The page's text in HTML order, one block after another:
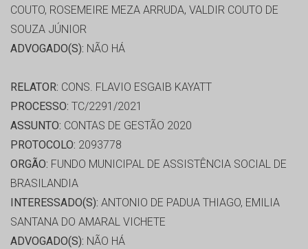
COUTO, ROSEMEIRE MEZA ARRUDA, VALDIR COUTO DE
SOUZA JÚNIOR
ADVOGADO(S): NÃO HÁ
RELATOR: CONS. FLAVIO ESGAIB KAYATT
PROCESSO: TC/2291/2021
ASSUNTO: CONTAS DE GESTÃO 2020
PROTOCOLO: 2093778
ORGÃO: FUNDO MUNICIPAL DE ASSISTÊNCIA SOCIAL DE
BRASILANDIA
INTERESSADO(S): ANTONIO DE PADUA THIAGO, EMILIA
SANTANA DO AMARAL VICHETE
ADVOGADO(S): NÃO HÁ